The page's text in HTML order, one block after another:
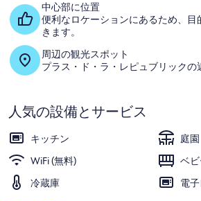
ラ
リ
ー
中心部に位置
便利なロケーションにあるため、
きます。
周辺の観光スポット
プラス・ド・ラ・レピュブリックの
人気の設備とサービス
キッチン
庭園
WiFi (無料)
ベ
冷蔵庫
電